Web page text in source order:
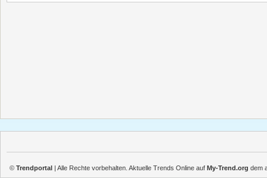
© Trendportal | Alle Rechte vorbehalten. Aktuelle Trends Online auf My-Trend.org dem